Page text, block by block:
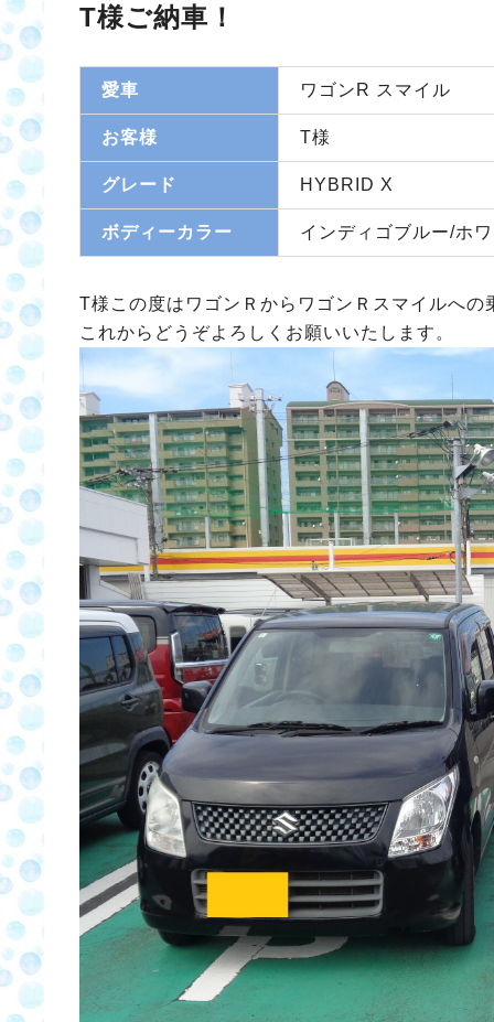
T様ご納車！
愛車 ワゴンR スマイル
お客様 T様
グレード HYBRID X
ボディーカラー インディゴブルー/ホ
T様この度はワゴンＲからワゴンＲスマイルへ
これからどうぞよろしくお願いいたします。